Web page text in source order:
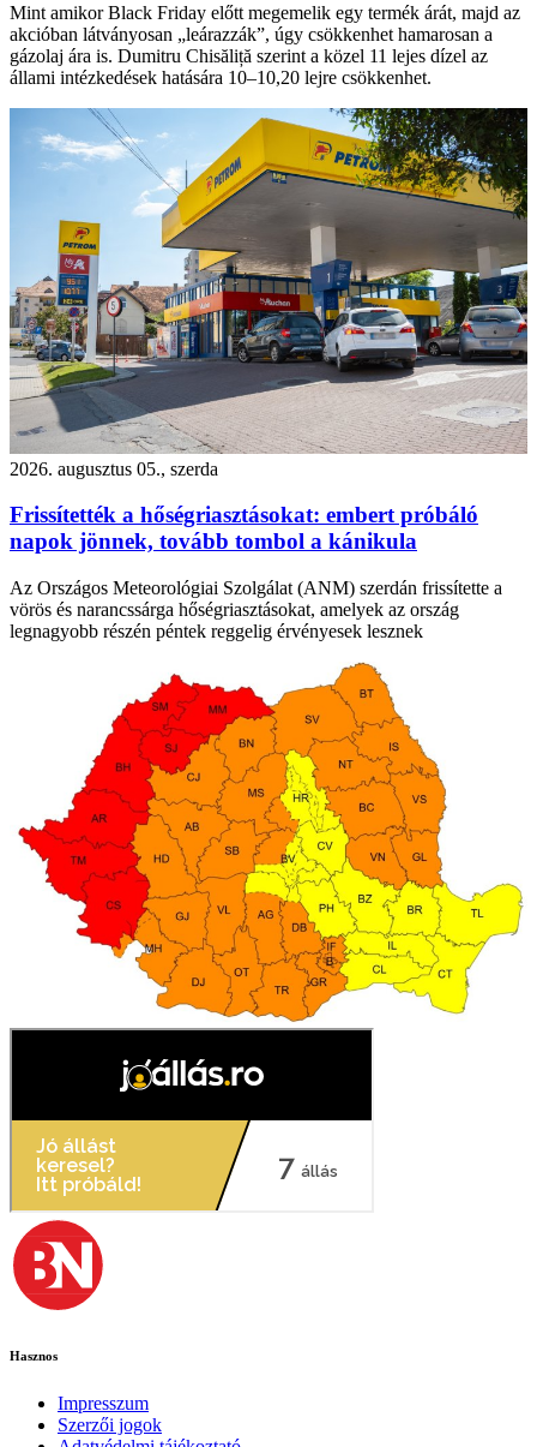
Mint amikor Black Friday előtt megemelik egy termék árát, majd az
akcióban látványosan „leárazzák”, úgy csökkenhet hamarosan a
gázolaj ára is. Dumitru Chisăliță szerint a közel 11 lejes dízel az
állami intézkedések hatására 10–10,20 lejre csökkenhet.
2026. augusztus 05., szerda
Frissítették a hőségriasztásokat: embert próbáló
napok jönnek, tovább tombol a kánikula
Az Országos Meteorológiai Szolgálat (ANM) szerdán frissítette a
vörös és narancssárga hőségriasztásokat, amelyek az ország
legnagyobb részén péntek reggelig érvényesek lesznek
Hasznos
Impresszum
Szerzői jogok